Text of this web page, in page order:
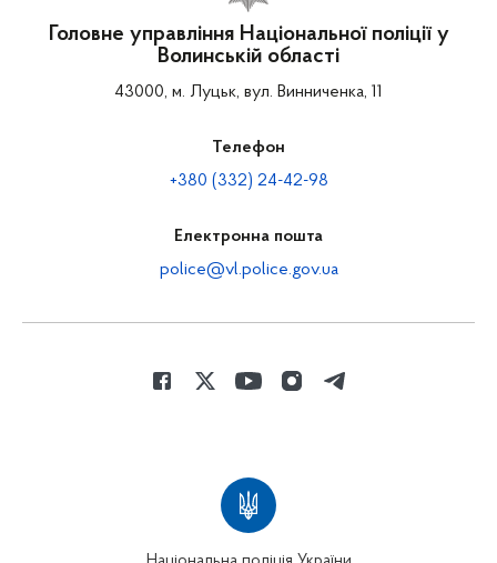
Головне управління Національної поліції у
Волинській області
43000, м. Луцьк, вул. Винниченка, 11
Телефон
+380 (332) 24-42-98
Електронна пошта
police@vl.police.gov.ua